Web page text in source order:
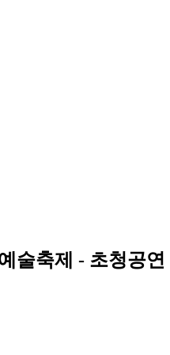
술축제 - 초청공